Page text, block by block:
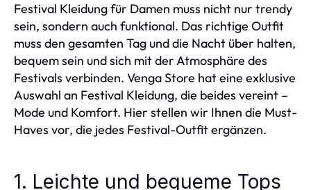
Festival Kleidung für Damen muss nicht nur trendy
sein, sondern auch funktional. Das richtige Outfit
muss den gesamten Tag und die Nacht über halten,
bequem sein und sich mit der Atmosphäre des
Festivals verbinden. Venga Store hat eine exklusive
Auswahl an Festival Kleidung, die beides vereint –
Mode und Komfort. Hier stellen wir Ihnen die Must-
Haves vor, die jedes Festival-Outfit ergänzen.
1. Leichte und bequeme Tops